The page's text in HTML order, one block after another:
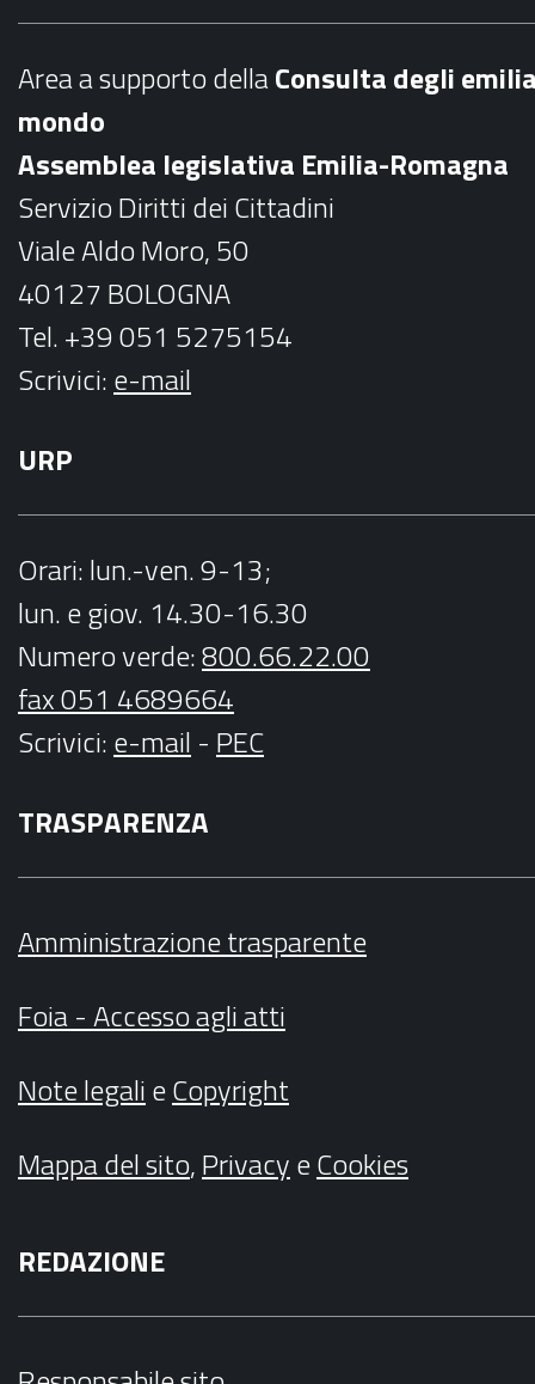
e
o
k
t
r
a
m
Area a supporto dellaConsulta degli
mondo
Assemblea legislativa Emilia-Romagna
Servizio Diritti dei Cittadini
Viale Aldo Moro, 50
40127 BOLOGNA
Tel. +39 051 5275154
Scrivici:e-mail
URP
Orari: lun.-ven. 9-13;
lun. e giov. 14.30-16.30
Numero verde:800.66.22.00
fax 051 4689664
Scrivici:e-mail - PEC
TRASPARENZA
Amministrazione trasparente
Foia - Accesso agli atti
Note legalieCopyright
Mappa del sito,PrivacyeCookies
REDAZIONE